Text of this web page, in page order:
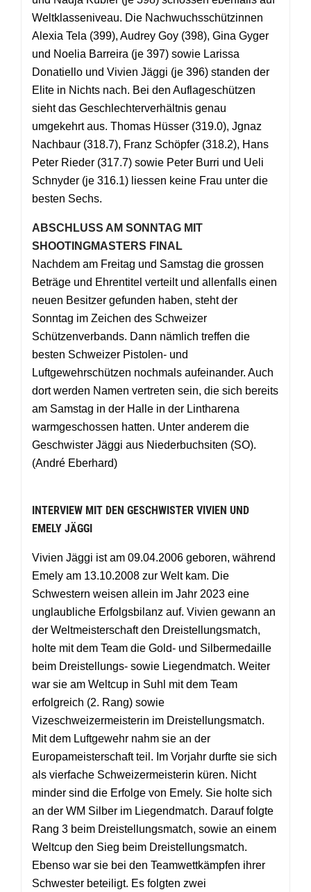
Weltklasseniveau. Die Nachwuchsschützinnen
Alexia Tela (399), Audrey Goy (398), Gina Gyger
und Noelia Barreira (je 397) sowie Larissa
Donatiello und Vivien Jäggi (je 396) standen der
Elite in Nichts nach. Bei den Auflageschützen
sieht das Geschlechterverhältnis genau
umgekehrt aus. Thomas Hüsser (319.0), Jgnaz
Nachbaur (318.7), Franz Schöpfer (318.2), Hans
Peter Rieder (317.7) sowie Peter Burri und Ueli
Schnyder (je 316.1) liessen keine Frau unter die
besten Sechs.
ABSCHLUSS AM SONNTAG MIT
SHOOTINGMASTERS FINAL
Nachdem am Freitag und Samstag die grossen
Beträge und Ehrentitel verteilt und allenfalls einen
neuen Besitzer gefunden haben, steht der
Sonntag im Zeichen des Schweizer
Schützenverbands. Dann nämlich treffen die
besten Schweizer Pistolen- und
Luftgewehrschützen nochmals aufeinander. Auch
dort werden Namen vertreten sein, die sich bereits
am Samstag in der Halle in der Lintharena
warmgeschossen hatten. Unter anderem die
Geschwister Jäggi aus Niederbuchsiten (SO).
(André Eberhard)
INTERVIEW MIT DEN GESCHWISTER VIVIEN UND
EMELY JÄGGI
Vivien Jäggi ist am 09.04.2006 geboren, während
Emely am 13.10.2008 zur Welt kam. Die
Schwestern weisen allein im Jahr 2023 eine
unglaubliche Erfolgsbilanz auf. Vivien gewann an
der Weltmeisterschaft den Dreistellungsmatch,
holte mit dem Team die Gold- und Silbermedaille
beim Dreistellungs- sowie Liegendmatch. Weiter
war sie am Weltcup in Suhl mit dem Team
erfolgreich (2. Rang) sowie
Vizeschweizermeisterin im Dreistellungsmatch.
Mit dem Luftgewehr nahm sie an der
Europameisterschaft teil. Im Vorjahr durfte sie sich
als vierfache Schweizermeisterin küren. Nicht
minder sind die Erfolge von Emely. Sie holte sich
an der WM Silber im Liegendmatch. Darauf folgte
Rang 3 beim Dreistellungsmatch, sowie an einem
Weltcup den Sieg beim Dreistellungsmatch.
Ebenso war sie bei den Teamwettkämpfen ihrer
Schwester beteiligt. Es folgten zwei